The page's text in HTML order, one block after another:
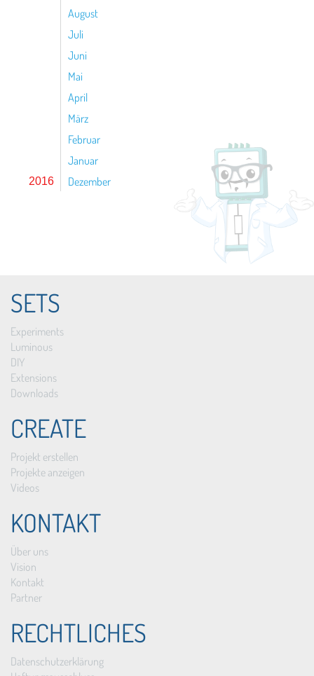
August
Juli
Juni
Mai
April
März
Februar
Januar
2016 Dezember
SETS
Experiments
Luminous
DIY
Extensions
Downloads
CREATE
Projekt erstellen
Projekte anzeigen
Videos
KONTAKT
Über uns
Vision
Kontakt
Partner
RECHTLICHES
Datenschutzerklärung